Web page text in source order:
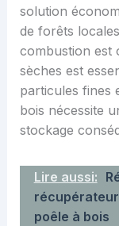
solution
de forêts
combustion est
sèches est
particules fines
bois nécessite
stockage
Lire aussi:
poêle à bois